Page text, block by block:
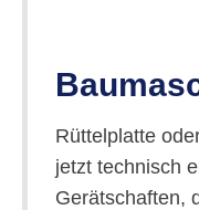
Rüttelplatte
jetzt technisch
Gerätschaften,